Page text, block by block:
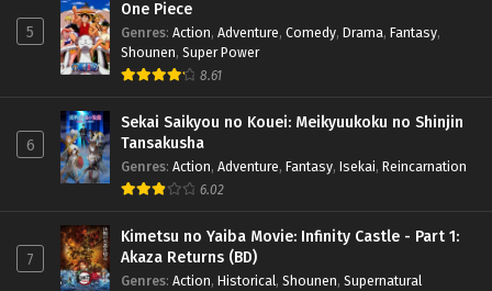
5
One Piece
Genres: Action, Adventure, Comedy, Drama, Fantasy,
Shounen, Super Power
8.61
6
Sekai Saikyou no Kouei: Meikyuukoku no Shinjin
Tansakusha
Genres: Action, Adventure, Fantasy, Isekai, Reincarnation
6.02
7
Kimetsu no Yaiba Movie: Infinity Castle - Part 1:
Akaza Returns (BD)
Genres: Action, Historical, Shounen, Supernatural